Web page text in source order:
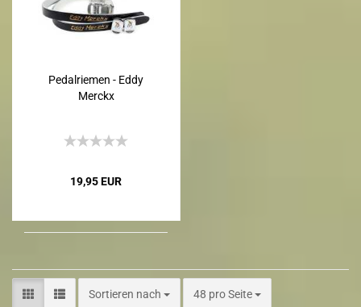
Pedalriemen - Eddy
Merckx
19,95 EUR
Sortieren nach 48 pro Seite